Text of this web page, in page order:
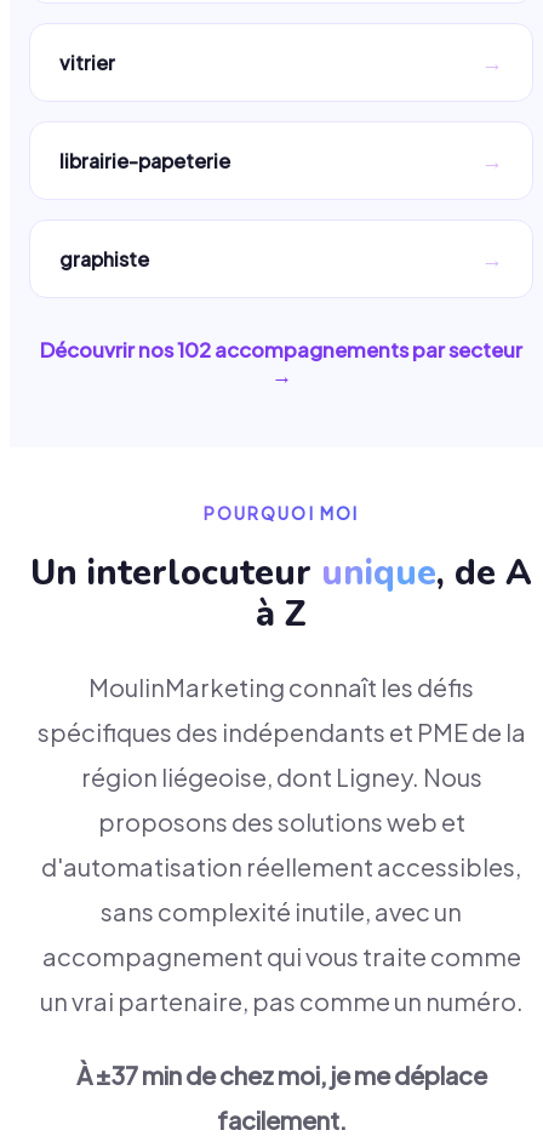
vitrier →
librairie-papeterie →
graphiste →
Découvrir nos102accompagnements par secteur
→
POURQUOI MOI
Un interlocuteur unique, de A
à Z
MoulinMarketing connaît les défis
spécifiques des indépendants et PME de la
région liégeoise, dont Ligney. Nous
proposons des solutions web et
d'automatisation réellement accessibles,
sans complexité inutile, avec un
accompagnement qui vous traite comme
un vrai partenaire, pas comme un numéro.
À ±37 min de chez moi, je me déplace
facilement.